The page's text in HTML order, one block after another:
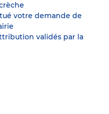
votre demande de
validés par la